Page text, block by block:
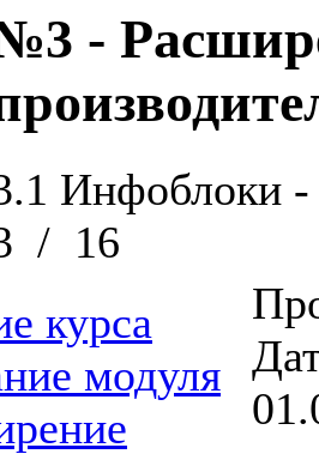
-
Инфоблоки -
/ 16
курса
модуля